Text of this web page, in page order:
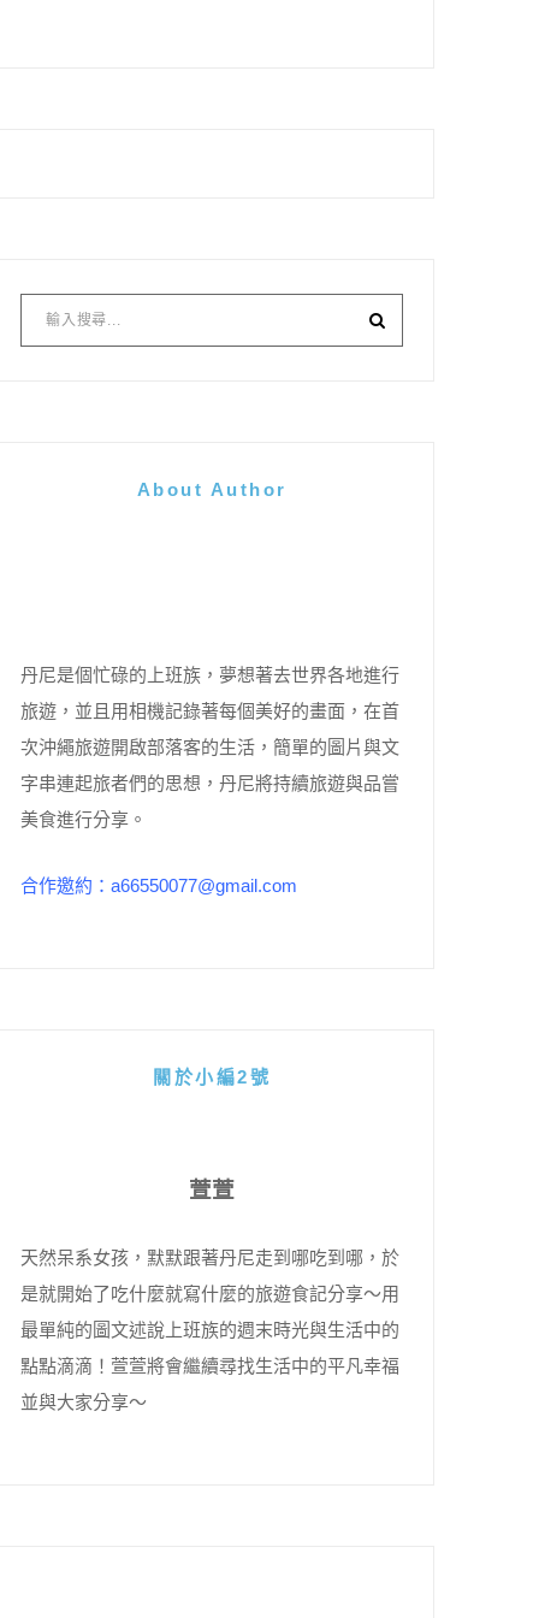
About Author
丹尼是個忙碌的上班族，夢想著去世界各地進行
旅遊，並且用相機記錄著每個美好的畫面，在首
次沖繩旅遊開啟部落客的生活，簡單的圖片與文
字串連起旅者們的思想，丹尼將持續旅遊與品嘗
美食進行分享。
合作邀約：a66550077@gmail.com
關於小編2號
萱萱
天然呆系女孩，默默跟著丹尼走到哪吃到哪，於
是就開始了吃什麼就寫什麼的旅遊食記分享～用
最單純的圖文述說上班族的週末時光與生活中的
點點滴滴！萱萱將會繼續尋找生活中的平凡幸福
並與大家分享～